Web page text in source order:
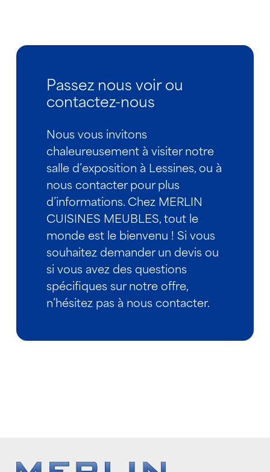
Passez nous voir ou
contactez-nous
Nous vous invitons
chaleureusement à visiter notre
salle d’exposition à Lessines, ou à
nous contacter pour plus
d’informations. Chez MERLIN
CUISINES MEUBLES, tout le
monde est le bienvenu ! Si vous
souhaitez demander un devis ou
si vous avez des questions
spécifiques sur notre offre,
n’hésitez pas à nous contacter.